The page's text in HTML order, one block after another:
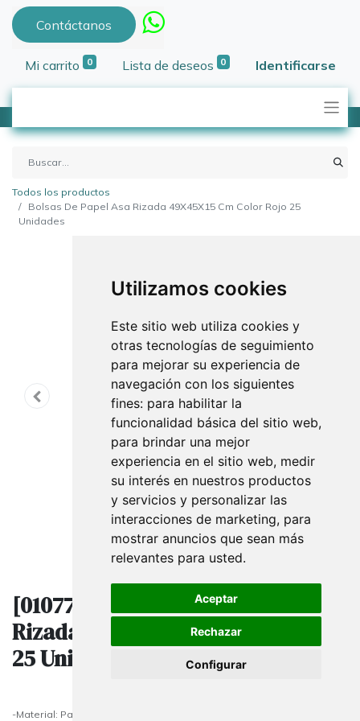
Utilizamos cookies
Este sitio web utiliza cookies y
otras tecnologías de seguimiento
para mejorar su experiencia de
navegación con los siguientes
fines: para habilitar la
funcionalidad básica del sitio web,
para brindar una mejor
experiencia en el sitio web, medir
su interés en nuestros productos
y servicios y personalizar las
interacciones de marketing, para
mostrar anuncios que sean más
relevantes para usted.
Aceptar
Rechazar
Configurar
Contáctanos
Mi carrito 0 Lista de deseos 0 Identificarse
Todos los productos
Bolsas De Papel Asa Rizada 49X45X15 Cm Color Rojo 25
Unidades
[010779] Bolsas De Papel Asa
Rizada 49X45X15 Cm Color Rojo
25 Unidades
-Material: Papel celulosa